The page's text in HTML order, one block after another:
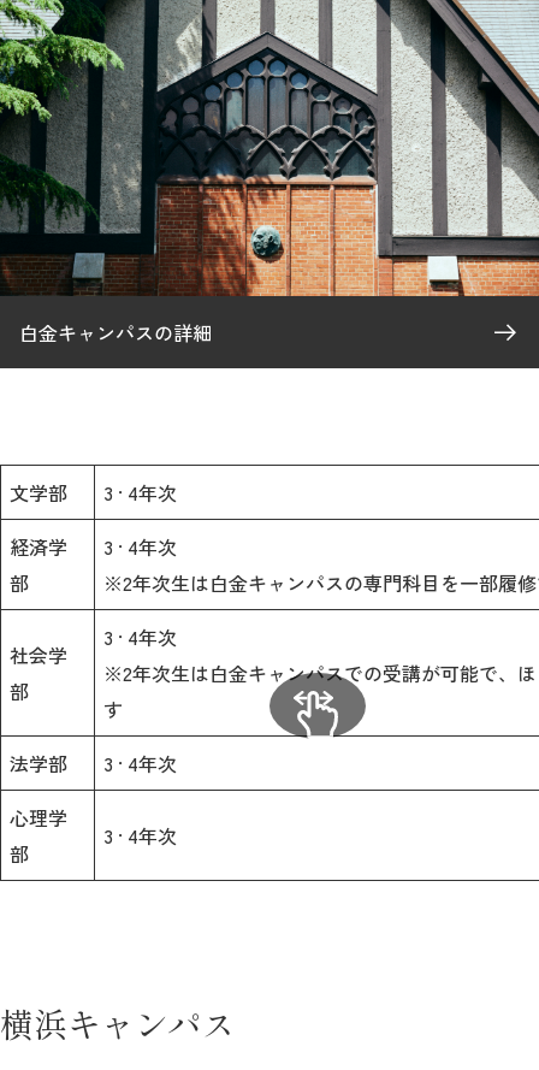
入試情報サイト
2026年9月入学者向け 新入生サイト
MGグッズ オンラインショップ
（外部サイト）
取材・撮影 資料請求
白金キャンパスの詳細
文学部
3 · 4年次
経済学
部
3 · 4年次
※2年次生は白金キャンパスの専門科目を一部履
社会学
部
3 · 4年次
※2年次生は白金キャンパスでの受講が可能で、
す
法学部
3 · 4年次
心理学
部
3 · 4年次
横浜キャンパス